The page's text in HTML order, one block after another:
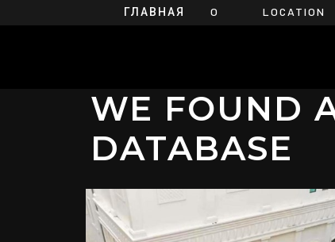
ГЛАВНАЯ
O
LOCATION
WE FOUND
DATABASE